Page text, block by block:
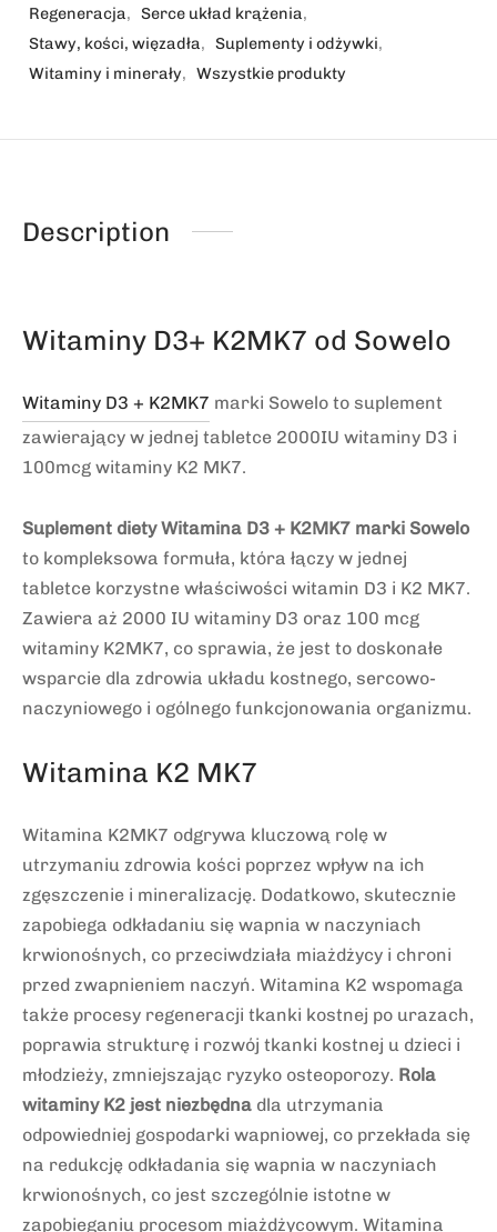
Regeneracja, Serce układ krążenia,
Stawy, kości, więzadła, Suplementy i odżywki,
Witaminy i minerały, Wszystkie produkty
Description
Witaminy D3+ K2MK7 od Sowelo
Witaminy D3 + K2MK7 marki Sowelo to suplement
zawierający w jednej tabletce 2000IU witaminy D3 i
100mcg witaminy K2 MK7.
Suplement diety Witamina D3 + K2MK7 marki Sowelo
to kompleksowa formuła, która łączy w jednej
tabletce korzystne właściwości witamin D3 i K2 MK7.
Zawiera aż 2000 IU witaminy D3 oraz 100 mcg
witaminy K2MK7, co sprawia, że jest to doskonałe
wsparcie dla zdrowia układu kostnego, sercowo-
naczyniowego i ogólnego funkcjonowania organizmu.
Witamina K2 MK7
Witamina K2MK7 odgrywa kluczową rolę w
utrzymaniu zdrowia kości poprzez wpływ na ich
zgęszczenie i mineralizację. Dodatkowo, skutecznie
zapobiega odkładaniu się wapnia w naczyniach
krwionośnych, co przeciwdziała miażdżycy i chroni
przed zwapnieniem naczyń. Witamina K2 wspomaga
także procesy regeneracji tkanki kostnej po urazach,
poprawia strukturę i rozwój tkanki kostnej u dzieci i
młodzieży, zmniejszając ryzyko osteoporozy. Rola
witaminy K2 jest niezbędna dla utrzymania
odpowiedniej gospodarki wapniowej, co przekłada się
na redukcję odkładania się wapnia w naczyniach
krwionośnych, co jest szczególnie istotne w
zapobieganiu procesom miażdżycowym. Witamina